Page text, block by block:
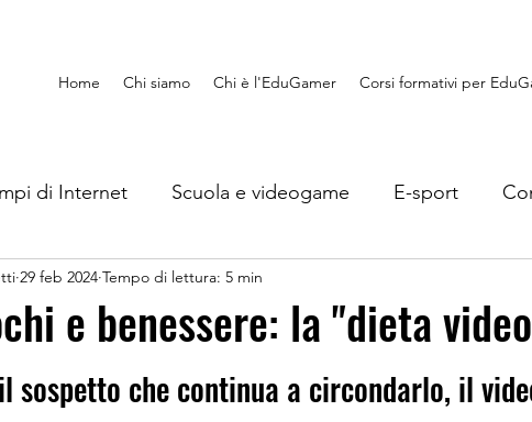
Home Chi siamo Chi è l'EduGamer Corsi formativi per
di Internet Scuola e videogame E-sport
Lavoro e videogame
e benessere: la "dieta
29 feb 2024 Tempo di lettura: 5 min
sospetto che continua a circondarlo, il